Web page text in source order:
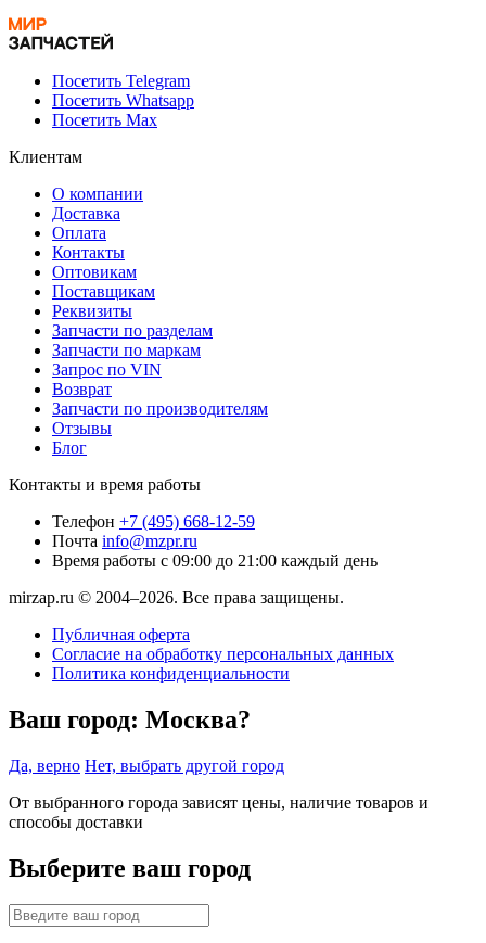
Посетить Telegram
Посетить Whatsapp
Посетить Max
Клиентам
О компании
Доставка
Оплата
Контакты
Оптовикам
Поставщикам
Реквизиты
Запчасти по разделам
Запчасти по маркам
Запрос по VIN
Возврат
Запчасти по производителям
Отзывы
Блог
Контакты и время работы
Телефон +7 (495) 668-12-59
Почта info@mzpr.ru
Время работы с 09:00 до 21:00 каждый день
mirzap.ru © 2004–2026. Все права защищены.
Публичная оферта
Согласие на обработку персональных данных
Политика конфиденциальности
Ваш город: Москва?
Да, верно Нет, выбрать другой город
От выбранного города зависят цены, наличие товаров и
способы доставки
Выберите ваш город